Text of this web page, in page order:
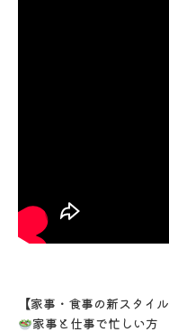
【家事・食事の新スタイル
家事と仕事で忙しい方